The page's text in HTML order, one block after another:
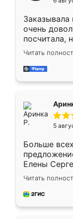
мебели
Заказывала
очень
посчитала,
Замерщик
делу со
за день,
Читать
5
Больше
Елены
короткие
для замера
предложил
Читать